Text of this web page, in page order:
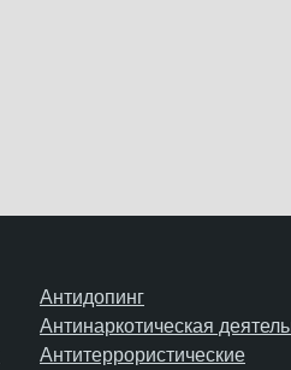
Антидопинг
Антинаркотическая
Антитеррористические